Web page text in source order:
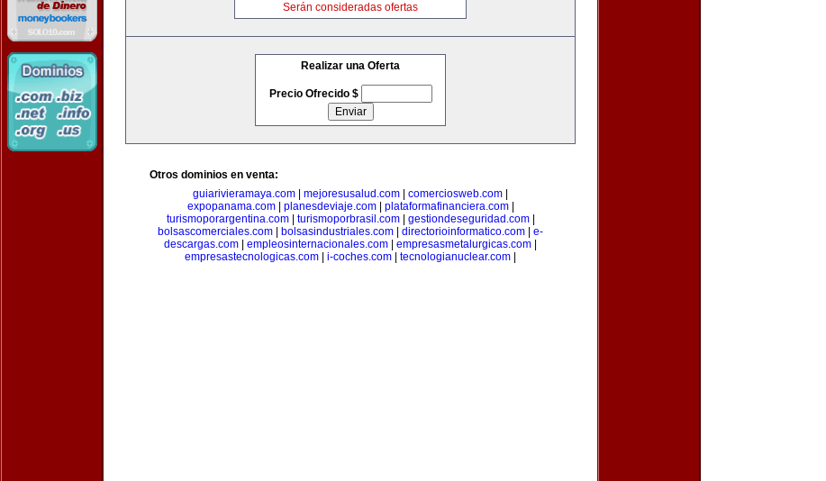
Serán consideradas ofertas
Realizar una Oferta
Precio Ofrecido $
Otros dominios en venta:
guiarivieramaya.com
mejoresusalud.com comerciosweb.com
expopanama.com| planesdeviaje.com| plataformafinanciera.com|
turismoporargentina.com| turismoporbrasil.com| gestiondeseguridad.com|
bolsascomerciales.com
bolsasindustriales.com directorioinformatico.com
e-
descargas.com
empleosinternacionales.com empresasmetalurgicas.com
empresastecnologicas.com
i-coches.com tecnologianuclear.com